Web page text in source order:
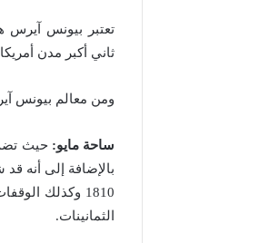
تعتبر بيونس آيرس
ثاني أكبر مدن
ومن معالم بيونس
ساحة مايو:حيث تضم
بالإضافة إلى أنه
1810 وكذلك
الثمانينات.